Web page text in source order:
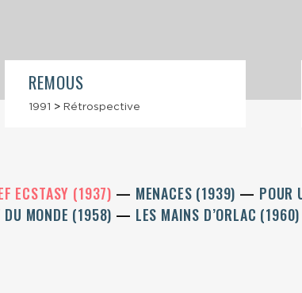
REMOUS
1991 > Rétrospective
ECSTASY (1937) MENACES (1939)
POUR
DU MONDE (1958) LES MAINS D’ORLAC